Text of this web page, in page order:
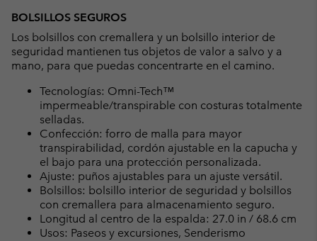
BOLSILLOS SEGUROS
Los bolsillos con cremallera y un bolsillo interior de
seguridad mantienen tus objetos de valor a salvo y a
mano, para que puedas concentrarte en el camino.
Tecnologías: Omni-Tech™
impermeable/transpirable con costuras totalmente
selladas.
Confección: forro de malla para mayor
transpirabilidad, cordón ajustable en la capucha y
el bajo para una protección personalizada.
Ajuste: puños ajustables para un ajuste versátil.
Bolsillos: bolsillo interior de seguridad y bolsillos
con cremallera para almacenamiento seguro.
Longitud al centro de la espalda: 27.0 in / 68.6 cm
Usos: Paseos y excursiones, Senderismo